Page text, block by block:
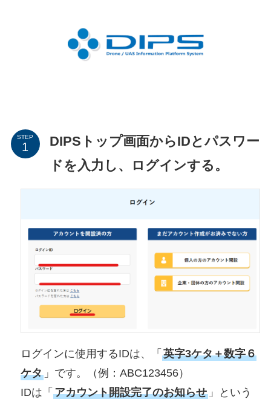
STEP
DIPSトップ画面からIDとパスワー
ドを入力し、ログインする。
ログインに使用するIDは、「 英字3ケタ＋数字６
ケタ」です。（例：ABC123456）
IDは「 アカウント開設完了のお知らせ」という